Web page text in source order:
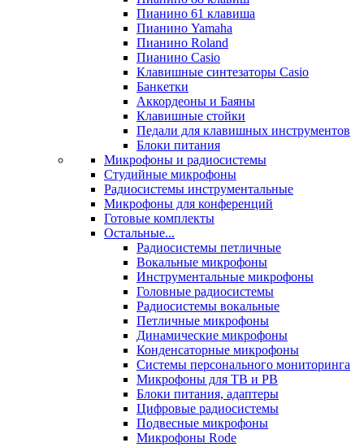
Пианино 61 клавиша
Пианино Yamaha
Пианино Roland
Пианино Casio
Клавишные синтезаторы Casio
Банкетки
Аккордеоны и Баяны
Клавишные стойки
Педали для клавишных инструментов
Блоки питания
Микрофоны и радиосистемы
Студийные микрофоны
Радиосистемы инструментальные
Микрофоны для конференций
Готовые комплекты
Остальные...
Радиосистемы петличные
Вокальные микрофоны
Инструментальные микрофоны
Головные радиосистемы
Радиосистемы вокальные
Петличные микрофоны
Динамические микрофоны
Конденсаторные микрофоны
Системы персонального мониторинга
Микрофоны для ТВ и РВ
Блоки питания, адаптеры
Цифровые радиосистемы
Подвесные микрофоны
Микрофоны Rode